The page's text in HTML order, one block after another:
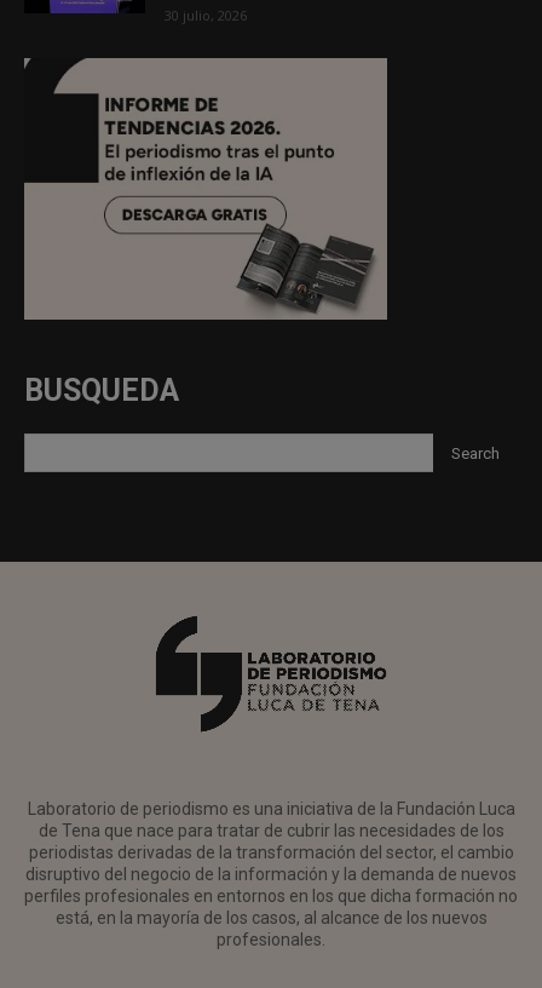
30 julio, 2026
BUSQUEDA
Laboratorio de periodismo es una iniciativa de la Fundación Luca
de Tena que nace para tratar de cubrir las necesidades de los
periodistas derivadas de la transformación del sector, el cambio
disruptivo del negocio de la información y la demanda de nuevos
perfiles profesionales en entornos en los que dicha formación no
está, en la mayoría de los casos, al alcance de los nuevos
profesionales.